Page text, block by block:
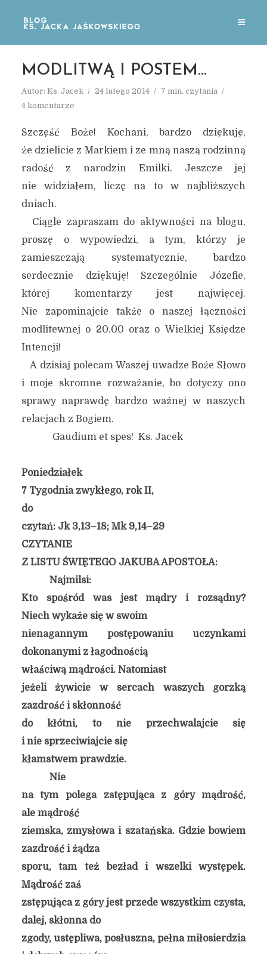
MODLITWĄ I POSTEM…
Autor: Ks. Jacek 24 lutego 2014
7 min. czytania
4 komentarze
Szczęść Boże! Kochani, bardzo dziękuję,
że dzielicie z Markiem i ze mną naszą rodzinną
radość z narodzin Emilki. Jeszcze jej
nie widziałem, liczę na to w najbliższych
dniach.
Ciągle zapraszam do aktywności na blogu,
proszę o wypowiedzi, a tym, którzy je
zamieszczają systematycznie, bardzo
serdecznie dziękuję! Szczególnie Józefie,
której komentarzy jest najwięcej.
Nie zapominajcie także o naszej łączności
modlitewnej o 20.00 oraz o Wielkiej Księdze
Intencji!
A dzisiaj polecam Waszej uwadze Boże Słowo
i moje skromne rozważanie, bo dotyczy ono
sprawy naprawdę bardzo ważnej w naszych
relacjach z Bogiem.
Gaudium et spes! Ks. Jacek
Poniedziałek
7 Tygodnia zwykłego, rok II,
do
czytań: Jk 3,13–18; Mk 9,14–29
CZYTANIE
Z LISTU ŚWIĘTEGO JAKUBA APOSTOŁA:
Najmilsi:
Kto spośród was jest mądry i rozsądny?
Niech wykaże się w swoim
nienagannym postępowaniu uczynkami
dokonanymi z łagodnością
właściwą mądrości. Natomiast
jeżeli żywicie w sercach waszych gorzką
zazdrość i skłonność
do kłótni, to nie przechwalajcie się
i nie sprzeciwiajcie się
kłamstwem prawdzie.
Nie
na tym polega zstępująca z góry mądrość,
ale mądrość
ziemska, zmysłowa i szatańska. Gdzie bowiem
zazdrość i żądza
sporu, tam też bezład i wszelki występek.
Mądrość zaś
zstępująca z góry jest przede wszystkim czysta,
dalej, skłonna do
zgody, ustępliwa, posłuszna, pełna miłosierdzia